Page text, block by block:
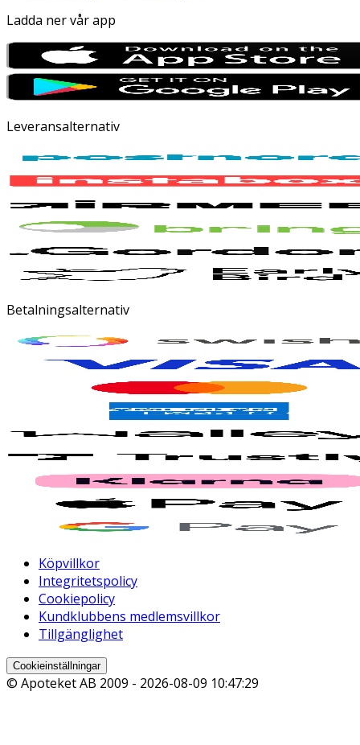
Ladda ner vår app
Leveransalternativ
Betalningsalternativ
Köpvillkor
Integritetspolicy
Cookiepolicy
Kundklubbens medlemsvillkor
Tillgänglighet
Cookieinställningar
© Apoteket AB 2009 - 2026-08-09 10:47:29